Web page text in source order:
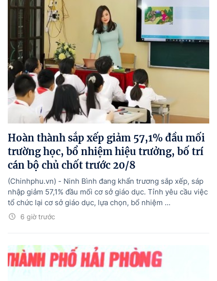
Hoàn thành sắp xếp giảm 57,1% đầu mối
trường học, bổ nhiệm hiệu trưởng, bố trí
cán bộ chủ chốt trước 20/8
6 giờ trước
(Chinhphu.vn) - Ninh Bình đang khẩn trương sắp xếp, sáp
nhập giảm 57,1% đầu mối cơ sở giáo dục. Tỉnh yêu cầu việc
tổ chức lại cơ sở giáo dục, lựa chọn, bổ nhiệm ...